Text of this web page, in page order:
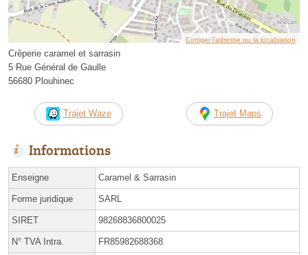
Corriger l’adresse ou la localisation
Crêperie caramel et sarrasin
5 Rue Général de Gaulle
56680 Plouhinec
Trajet Waze Trajet Maps
Informations
Enseigne Caramel & Sarrasin
Forme juridique SARL
SIRET 98268836800025
N° TVA Intra. FR85982688368